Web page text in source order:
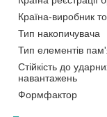
Країна-виробник
Тип накопичувача
Тип елементів
Стійкість до
навантажень
Формфактор